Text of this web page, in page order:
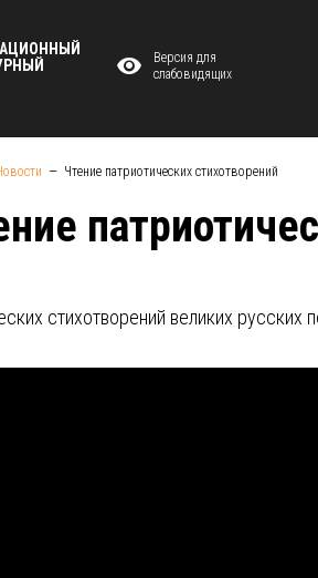
Версия для
слабовидящих
Чтение патриотических стихотворений
стихотворений великих